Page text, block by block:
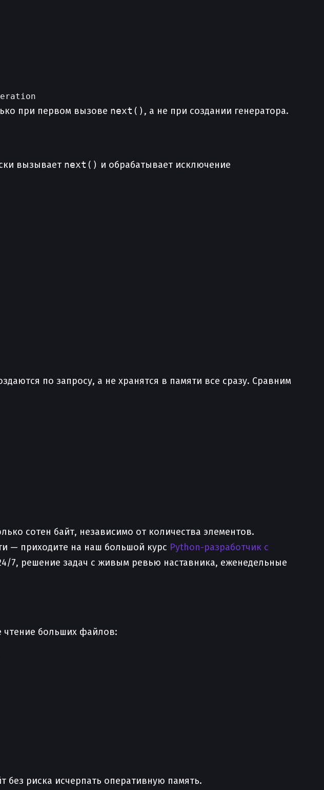
при первом вызове next() , а не при создании генератора.
вызывает next() и обрабатывает исключение
по запросу, а не хранятся в памяти все сразу. Сравним
сотен байт, независимо от количества элементов.
— приходите на наш большой курс Python-разработчик с
7, решение задач с живым ревью наставника, еженедельные
чтение больших файлов:
без риска исчерпать оперативную память.